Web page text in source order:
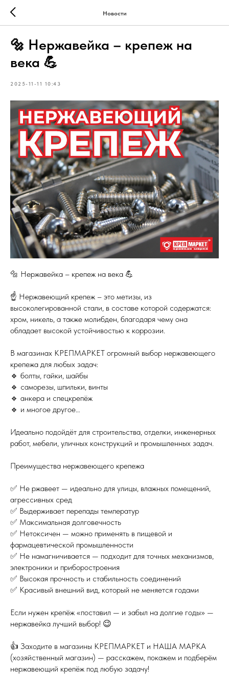
Новости
🔩 Нержавейка – крепеж на
века 💪
2025-11-11 10:43
🔩 Нержавейка – крепеж на века 💪
☝️ Нержавеющий крепеж – это метизы, из
высоколегированной стали, в составе которой содержатся:
хром, никель, а также молибден, благодаря чему она
обладает высокой устойчивостью к коррозии.
В магазинах КРЕПМАРКЕТ огромный выбор нержавеющего
крепежа для любых задач:
🔹 болты, гайки, шайбы
🔹 саморезы, шпильки, винты
🔹 анкера и спецкрепёж
🔹 и многое другое…
Идеально подойдёт для строительства, отделки, инженерных
работ, мебели, уличных конструкций и промышленных задач.
Преимущества нержавеющего крепежа
✅ Не ржавеет — идеально для улицы, влажных помещений,
агрессивных сред
✅ Выдерживает перепады температур
✅ Максимальная долговечность
✅ Нетоксичен — можно применять в пищевой и
фармацевтической промышленности
✅ Не намагничивается — подходит для точных механизмов,
электроники и приборостроения
✅ Высокая прочность и стабильность соединений
✅ Красивый внешний вид, который не меняется годами
Если нужен крепёж «поставил — и забыл на долгие годы» —
нержавейка лучший выбор! 😉
👍 Заходите в магазины КРЕПМАРКЕТ и НАША МАРКА
(хозяйственный магазин) — расскажем, покажем и подберём
нержавеющий крепёж под любую задачу!